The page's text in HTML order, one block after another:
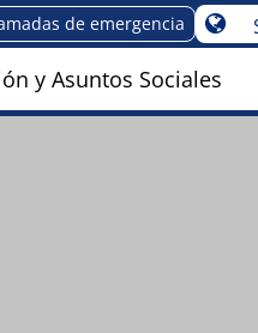
de emergencia
y Asuntos Sociales